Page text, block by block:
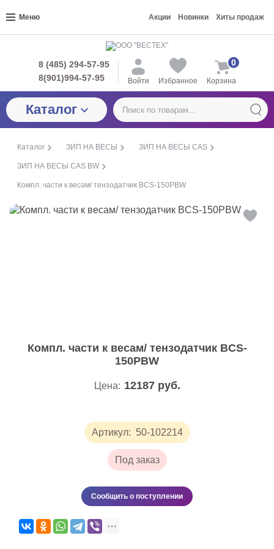
Меню Акции Новинки Хиты продаж
8 (485) 294-57-95
8(901)994-57-95
Войти Избранное Корзина
0
Каталог
Каталог ЗИП НА ВЕСЫ ЗИП НА ВЕСЫ CAS
ЗИП НА ВЕСЫ CAS BW
Компл. части к весам/ тензодатчик BCS-150PBW
Компл. части к весам/ тензодатчик BCS-
150PBW
Артикул: 50-102214
Под заказ
Цена: 12187 руб.
Сообщить о поступлении